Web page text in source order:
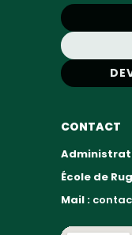
CONTACT
École de
Mail :